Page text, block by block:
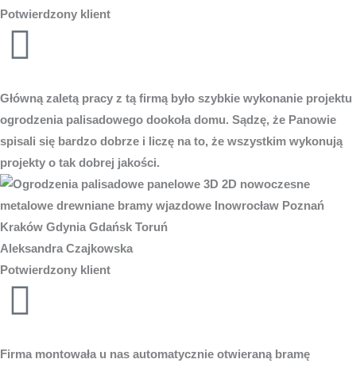
Potwierdzony klient
Główną zaletą pracy z tą firmą było szybkie wykonanie projektu
ogrodzenia palisadowego dookoła domu. Sądzę, że Panowie
spisali się bardzo dobrze i liczę na to, że wszystkim wykonują
projekty o tak dobrej jakości.
Aleksandra Czajkowska
Potwierdzony klient
Firma montowała u nas automatycznie otwieraną bramę